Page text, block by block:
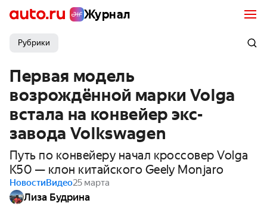
Журнал
Рубрики
Первая модель
возрождённой марки Volga
встала на конвейер экс-
завода Volkswagen
Путь по конвейеру начал кроссовер Volga
K50 — клон китайского Geely Monjaro
НовостиВидео25 марта
Лиза Будрина